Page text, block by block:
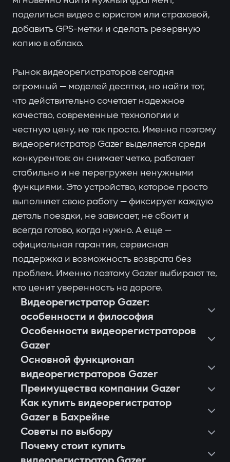
поделиться видео с юристом или страховой,
добавить GPS-метки и сделать резервную
копию в облако.
Рынок видеорегистраторов сегодня
огромный — моделей десятки, но найти тот,
что действительно сочетает надежное
качество, современные технологии и
честную цену, не так просто. Именно поэтому
видеорегистратор Gazer выделяется среди
конкурентов: он снимает четко, работает
стабильно и не перегружен ненужными
функциями. Это устройство, которое просто
выполняет свою работу — фиксирует каждую
деталь поездки, не зависает, не сбоит и
всегда готово, когда нужно. А еще —
официальная гарантия, сервисная
поддержка и возможность возврата без
проблем. Именно поэтому Gazer выбирают те,
кто ценит уверенность на дороге.
Видеорегистратор Gazer:
особенности и философия
Особенности видеорегистраторов
Gazer
Основной функционал
видеорегистраторов Gazer
Преимущества компании Gazer
Как купить видеорегистратор
Gazer в Бахрейне
Советы по выбору
Почему стоит купить